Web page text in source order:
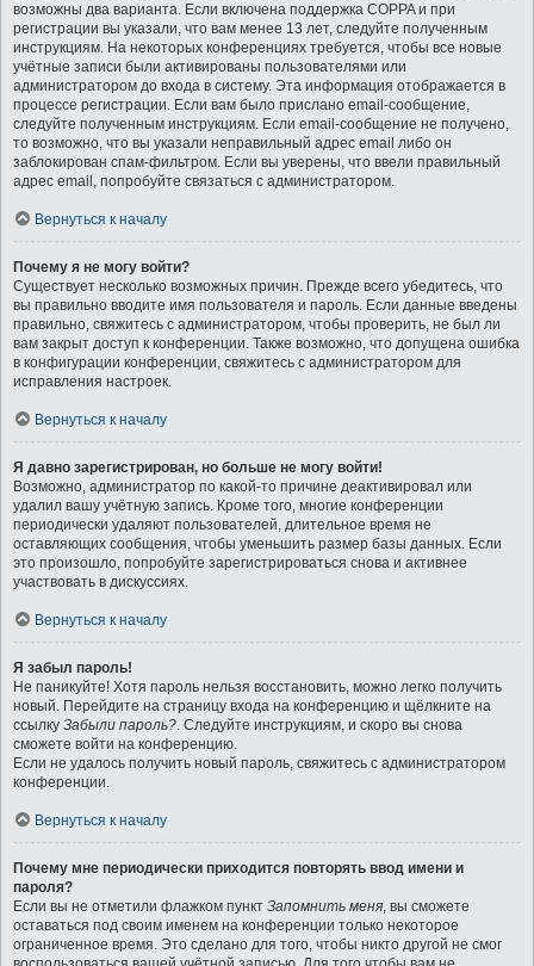
возможны два варианта. Если включена поддержка COPPA и при
регистрации вы указали, что вам менее 13 лет, следуйте полученным
инструкциям. На некоторых конференциях требуется, чтобы все новые
учётные записи были активированы пользователями или
администратором до входа в систему. Эта информация отображается в
процессе регистрации. Если вам было прислано email-сообщение,
следуйте полученным инструкциям. Если email-сообщение не получено,
то возможно, что вы указали неправильный адрес email либо он
заблокирован спам-фильтром. Если вы уверены, что ввели правильный
адрес email, попробуйте связаться с администратором.
Вернуться к началу
Почему я не могу войти?
Существует несколько возможных причин. Прежде всего убедитесь, что
вы правильно вводите имя пользователя и пароль. Если данные введены
правильно, свяжитесь с администратором, чтобы проверить, не был ли
вам закрыт доступ к конференции. Также возможно, что допущена ошибка
в конфигурации конференции, свяжитесь с администратором для
исправления настроек.
Вернуться к началу
Я давно зарегистрирован, но больше не могу войти!
Возможно, администратор по какой-то причине деактивировал или
удалил вашу учётную запись. Кроме того, многие конференции
периодически удаляют пользователей, длительное время не
оставляющих сообщения, чтобы уменьшить размер базы данных. Если
это произошло, попробуйте зарегистрироваться снова и активнее
участвовать в дискуссиях.
Вернуться к началу
Я забыл пароль!
Не паникуйте! Хотя пароль нельзя восстановить, можно легко получить
новый. Перейдите на страницу входа на конференцию и щёлкните на
ссылку Забыли пароль?. Следуйте инструкциям, и скоро вы снова
сможете войти на конференцию.
Если не удалось получить новый пароль, свяжитесь с администратором
конференции.
Вернуться к началу
Почему мне периодически приходится повторять ввод имени и
пароля?
Если вы не отметили флажком пункт Запомнить меня, вы сможете
оставаться под своим именем на конференции только некоторое
ограниченное время. Это сделано для того, чтобы никто другой не смог